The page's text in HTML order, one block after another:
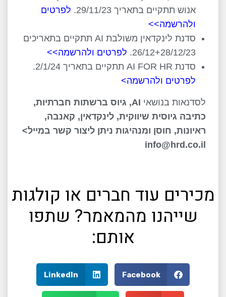
אנוש תתקיים בתאריך 29/11/23.
לפרטים
ולהרשמה>>
סדנת לינקדאין משולבת AI תתקיים בתאריכים
26/12+28/12/23. לפרטים ולהרשמה>>
סדנת AI FOR HR תתקיים בתאריך 2/1/24.
לפרטים ולהרשמה>
לסדנאות בנושאי
AI, גיוס ברשתות חברתיות,
כתיבה גיוסית שיווקית, לינקדאין, קאנבה,
ראיונות, חוסן ומנהיגות ניתן ליצור קשר במייל>
info@hrd.co.il
מכירים עוד חברים או קולגות
שייהנו מהמאמר? שתפו
אותם:
Facebook
LinkedIn